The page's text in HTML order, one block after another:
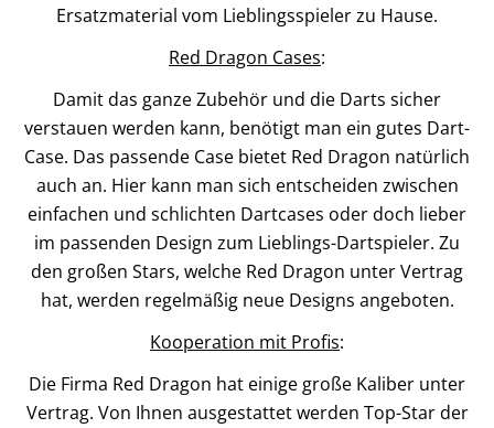
Ersatzmaterial vom Lieblingsspieler zu Hause.
Red Dragon Cases:
Damit das ganze Zubehör und die Darts sicher
verstauen werden kann, benötigt man ein gutes Dart-
Case. Das passende Case bietet Red Dragon natürlich
auch an. Hier kann man sich entscheiden zwischen
einfachen und schlichten Dartcases oder doch lieber
im passenden Design zum Lieblings-Dartspieler. Zu
den großen Stars, welche Red Dragon unter Vertrag
hat, werden regelmäßig neue Designs angeboten.
Kooperation mit Profis:
Die Firma Red Dragon hat einige große Kaliber unter
Vertrag. Von Ihnen ausgestattet werden Top-Star der